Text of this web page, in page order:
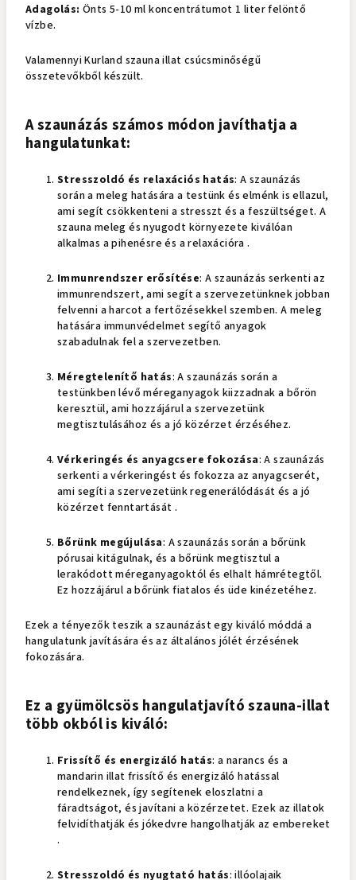
Adagolás: Önts 5-10 ml koncentrátumot 1 liter felöntő
vízbe.
Valamennyi Kurland szauna illat csúcsminőségű
összetevőkből készült.
A szaunázás számos módon javíthatja a
hangulatunkat:
Stresszoldó és relaxációs hatás: A szaunázás
során a meleg hatására a testünk és elménk is ellazul,
ami segít csökkenteni a stresszt és a feszültséget. A
szauna meleg és nyugodt környezete kiválóan
alkalmas a pihenésre és a relaxációra .
Immunrendszer erősítése: A szaunázás serkenti az
immunrendszert, ami segít a szervezetünknek jobban
felvenni a harcot a fertőzésekkel szemben. A meleg
hatására immunvédelmet segítő anyagok
szabadulnak fel a szervezetben.
Méregtelenítő hatás: A szaunázás során a
testünkben lévő méreganyagok kiizzadnak a bőrön
keresztül, ami hozzájárul a szervezetünk
megtisztulásához és a jó közérzet érzéséhez.
Vérkeringés és anyagcsere fokozása: A szaunázás
serkenti a vérkeringést és fokozza az anyagcserét,
ami segíti a szervezetünk regenerálódását és a jó
közérzet fenntartását .
Bőrünk megújulása: A szaunázás során a bőrünk
pórusai kitágulnak, és a bőrünk megtisztul a
lerakódott méreganyagoktól és elhalt hámrétegtől.
Ez hozzájárul a bőrünk fiatalos és üde kinézetéhez.
Ezek a tényezők teszik a szaunázást egy kiváló móddá a
hangulatunk javítására és az általános jólét érzésének
fokozására.
Ez a gyümölcsös hangulatjavító szauna-illat
több okból is kiváló:
Frissítő és energizáló hatás: a narancs és a
mandarin illat frissítő és energizáló hatással
rendelkeznek, így segítenek eloszlatni a
fáradtságot, és javítani a közérzetet. Ezek az illatok
felvidíthatják és jókedvre hangolhatják az embereket
.
Stresszoldó és nyugtató hatás: illóolajaik